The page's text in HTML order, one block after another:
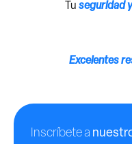
Tu seguridad
Excelentes
Inscríbete a